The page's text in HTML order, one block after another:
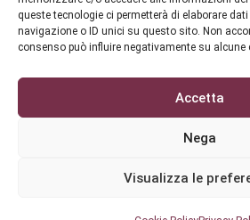
queste tecnologie ci permetterà di elaborare
navigazione o ID unici su questo sito. Non
consenso può influire negativamente su
Accetta
Nega
Visualizza le
Cookie Policy (UE)
Vite
Sviluppato da